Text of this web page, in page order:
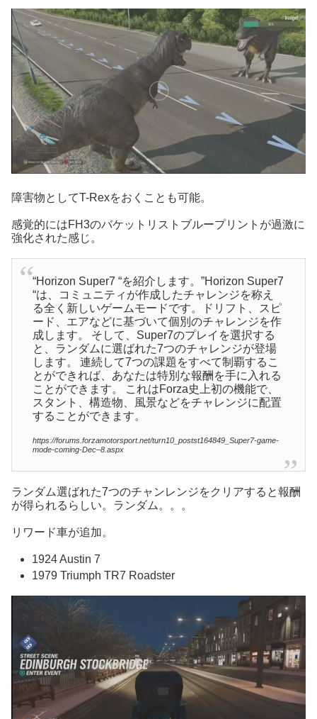
障害物としてT-Rexをおくことも可能。
感覚的にはFH3のバケットリストブループリントが過激に
強化された感じ。
“Horizon Super7 “を紹介します。”Horizon Super7
“は、コミュニティが作成したチャレンジを称え
る全く新しいゲームモードです。ドリフト、スピ
ード、エアなどに基づいて個別のチャレンジを作
成します。 そして、Super7のプレイを選択する
と、ランダムに選ばれた7つのチャレンジが登場
します。 連続して7つの課題をすべて制覇するこ
とができれば、あなたは特別な報酬を手に入れる
ことができます。 これはForza史上初の機能で、
スタント、構造物、風景などをチャレンジに配置
することができます。
https://forums.forzamotorsport.net/turn10_postst164849_Super7-game-
mode-coming-Dec–8.aspx
ランダム選ばれた7つのチャンレンジをクリアすると報酬
が得られるらしい。ランダム。。。
リワード車が追加。
1924 Austin 7
1979 Triumph TR7 Roadster